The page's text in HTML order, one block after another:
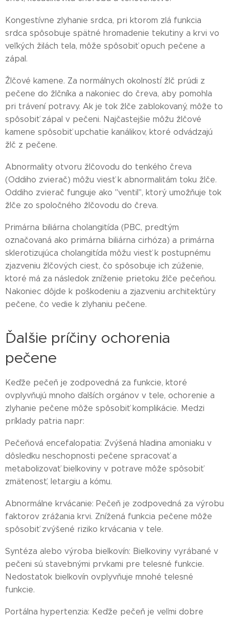
Kongestívne zlyhanie srdca, pri ktorom zlá funkcia
srdca spôsobuje spätné hromadenie tekutiny a krvi vo
veľkých žilách tela, môže spôsobiť opuch pečene a
zápal.
Žlčové kamene. Za normálnych okolností žlč prúdi z
pečene do žlčníka a nakoniec do čreva, aby pomohla
pri trávení potravy. Ak je tok žlče zablokovaný, môže to
spôsobiť zápal v pečeni. Najčastejšie môžu žlčové
kamene spôsobiť upchatie kanálikov, ktoré odvádzajú
žlč z pečene.
Abnormality otvoru žlčovodu do tenkého čreva
(Oddiho zvierač) môžu viesť k abnormalitám toku žlče.
Oddiho zvierač funguje ako "ventil", ktorý umožňuje tok
žlče zo spoločného žlčovodu do čreva.
Primárna biliárna cholangitída (PBC, predtým
označovaná ako primárna biliárna cirhóza) a primárna
sklerotizujúca cholangitída môžu viesť k postupnému
zjazveniu žlčových ciest, čo spôsobuje ich zúženie,
ktoré má za následok zníženie prietoku žlče pečeňou.
Nakoniec dôjde k poškodeniu a zjazveniu architektúry
pečene, čo vedie k zlyhaniu pečene.
Ďalšie príčiny ochorenia
pečene
Keďže pečeň je zodpovedná za funkcie, ktoré
ovplyvňujú mnoho ďalších orgánov v tele, ochorenie a
zlyhanie pečene môže spôsobiť komplikácie. Medzi
príklady patria napr:
Pečeňová encefalopatia: Zvýšená hladina amoniaku v
dôsledku neschopnosti pečene spracovať a
metabolizovať bielkoviny v potrave môže spôsobiť
zmätenosť, letargiu a kómu.
Abnormálne krvácanie: Pečeň je zodpovedná za výrobu
faktorov zrážania krvi. Znížená funkcia pečene môže
spôsobiť zvýšené riziko krvácania v tele.
Syntéza alebo výroba bielkovín: Bielkoviny vyrábané v
pečeni sú stavebnými prvkami pre telesné funkcie.
Nedostatok bielkovín ovplyvňuje mnohé telesné
funkcie.
Portálna hypertenzia: Keďže pečeň je veľmi dobre